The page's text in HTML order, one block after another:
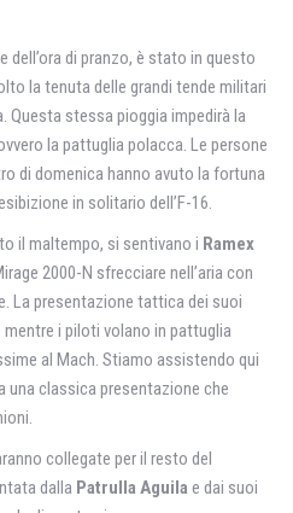
dell’ora di pranzo, è stato in questo
la tenuta delle grandi tende militari
Questa stessa pioggia impedirà la
la pattuglia polacca. Le persone
di domenica hanno avuto la fortuna
in solitario dell’F-16.
il maltempo, si sentivano i Ramex
2000-N sfrecciare nell’aria con
La presentazione tattica dei suoi
i piloti volano in pattuglia
al Mach. Stiamo assistendo qui
una classica presentazione che
collegate per il resto del
dalla Patrulla Aguila e dai suoi